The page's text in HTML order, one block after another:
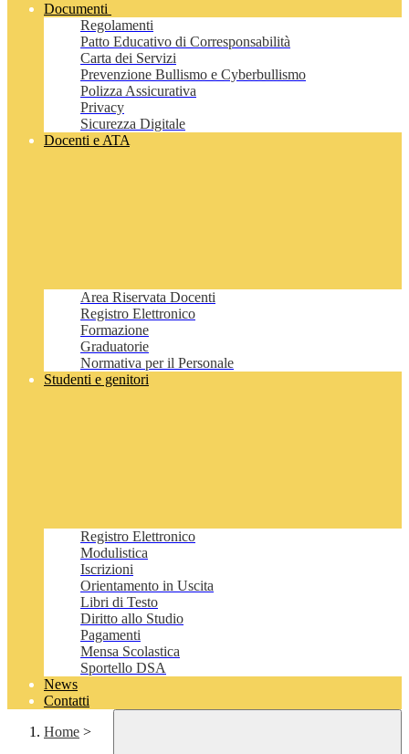
Documenti
Regolamenti
Patto Educativo di Corresponsabilità
Carta dei Servizi
Prevenzione Bullismo e Cyberbullismo
Polizza Assicurativa
Privacy
Sicurezza Digitale
Docenti e ATA
Area Riservata Docenti
Registro Elettronico
Formazione
Graduatorie
Normativa per il Personale
Studenti e genitori
Registro Elettronico
Modulistica
Iscrizioni
Orientamento in Uscita
Libri di Testo
Diritto allo Studio
Pagamenti
Mensa Scolastica
Sportello DSA
News
Contatti
Home >